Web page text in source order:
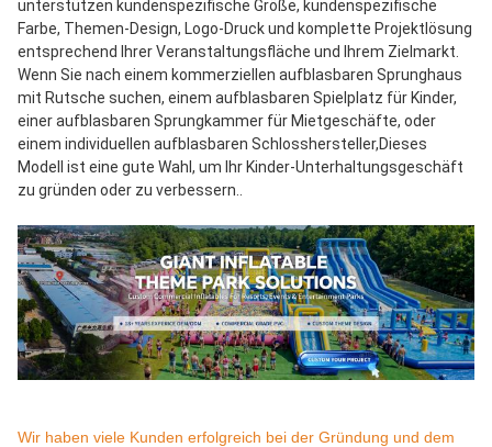
unterstützen kundenspezifische Größe, kundenspezifische
Farbe, Themen-Design, Logo-Druck und komplette Projektlösung
entsprechend Ihrer Veranstaltungsfläche und Ihrem Zielmarkt.
Wenn Sie nach einem kommerziellen aufblasbaren Sprunghaus
mit Rutsche suchen, einem aufblasbaren Spielplatz für Kinder,
einer aufblasbaren Sprungkammer für Mietgeschäfte, oder
einem individuellen aufblasbaren Schlosshersteller,Dieses
Modell ist eine gute Wahl, um Ihr Kinder-Unterhaltungsgeschäft
zu gründen oder zu verbessern..
Wir haben viele Kunden erfolgreich bei der Gründung und dem